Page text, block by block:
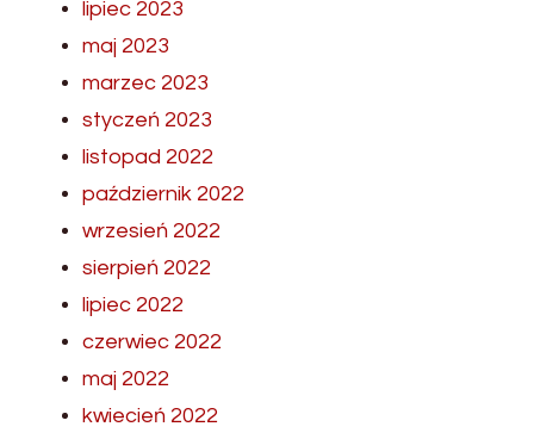
lipiec 2023
maj 2023
marzec 2023
styczeń 2023
listopad 2022
październik 2022
wrzesień 2022
sierpień 2022
lipiec 2022
czerwiec 2022
maj 2022
kwiecień 2022